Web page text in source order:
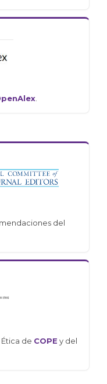
del
de COPE y del